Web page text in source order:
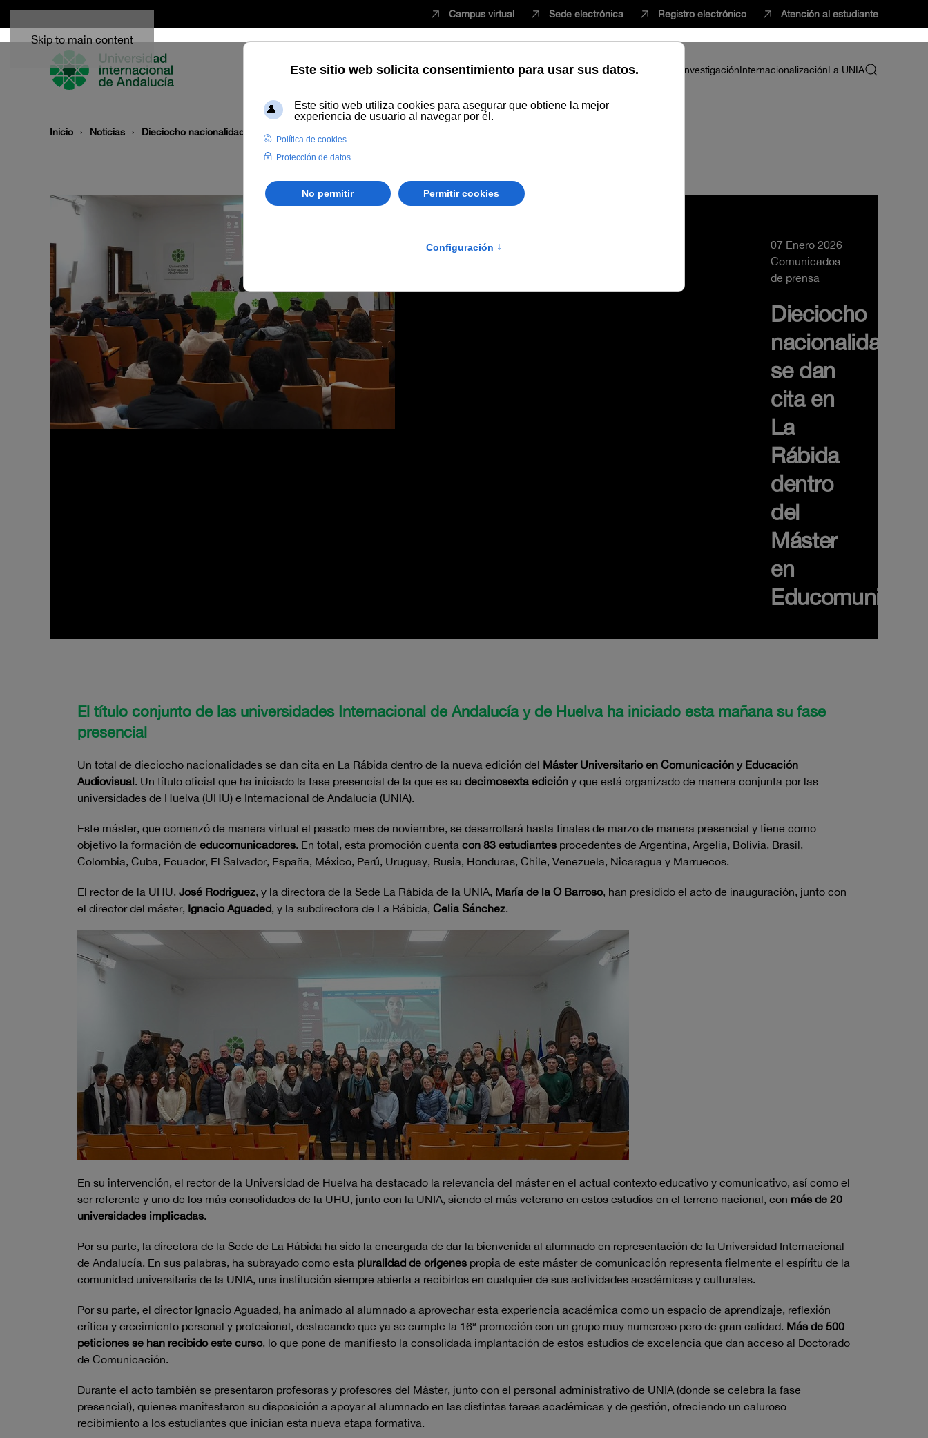
Skip to main content
Campus virtual Sede electrónica Registro electrónico Atención al estudiante
EstudiarInnovaciónVida universitariaProfesorado InvestigaciónInternacionalizaciónLa UNIA
Inicio Noticias Dieciocho nacionalidades se dan cita en La Rábida dentro del Máster en Educomunicación
07 Enero 2026
Comunicados
de prensa
Dieciocho
nacionalidades
se dan
cita en
La
Rábida
dentro
del
Máster
en
El título conjunto de las universidades Internacional de Andalucía y de Huelva ha iniciado esta mañana su fase
presencial
Un total de dieciocho nacionalidades se dan cita en La Rábida dentro de la nueva edición del Máster Universitario en Comunicación y Educación
Audiovisual. Un título oficial que ha iniciado la fase presencial de la que es su decimosexta edición y que está organizado de manera conjunta por las
universidades de Huelva (UHU) e Internacional de Andalucía (UNIA).
Este máster, que comenzó de manera virtual el pasado mes de noviembre, se desarrollará hasta finales de marzo de manera presencial y tiene como
objetivo la formación de educomunicadores. En total, esta promoción cuenta con 83 estudiantes procedentes de Argentina, Argelia, Bolivia, Brasil,
Colombia, Cuba, Ecuador, El Salvador, España, México, Perú, Uruguay, Rusia, Honduras, Chile, Venezuela, Nicaragua y Marruecos.
El rector de la UHU, José Rodriguez, y la directora de la Sede La Rábida de la UNIA, María de la O Barroso, han presidido el acto de inauguración, junto con
el director del máster, Ignacio Aguaded, y la subdirectora de La Rábida, Celia Sánchez.
En su intervención, el rector de la Universidad de Huelva ha destacado la relevancia del máster en el actual contexto educativo y comunicativo, así como el
ser referente y uno de los más consolidados de la UHU, junto con la UNIA, siendo el más veterano en estos estudios en el terreno nacional, con más de 20
universidades implicadas.
Por su parte, la directora de la Sede de La Rábida ha sido la encargada de dar la bienvenida al alumnado en representación de la Universidad Internacional
de Andalucía. En sus palabras, ha subrayado como esta pluralidad de orígenes propia de este máster de comunicación representa fielmente el espíritu de la
comunidad universitaria de la UNIA, una institución siempre abierta a recibirlos en cualquier de sus actividades académicas y culturales.
Por su parte, el director Ignacio Aguaded, ha animado al alumnado a aprovechar esta experiencia académica como un espacio de aprendizaje, reflexión
crítica y crecimiento personal y profesional, destacando que ya se cumple la 16ª promoción con un grupo muy numeroso pero de gran calidad. Más de 500
peticiones se han recibido este curso, lo que pone de manifiesto la consolidada implantación de estos estudios de excelencia que dan acceso al Doctorado
de Comunicación.
Durante el acto también se presentaron profesoras y profesores del Máster, junto con el personal administrativo de UNIA (donde se celebra la fase
presencial), quienes manifestaron su disposición a apoyar al alumnado en las distintas tareas académicas y de gestión, ofreciendo un caluroso
recibimiento a los estudiantes que inician esta nueva etapa formativa.